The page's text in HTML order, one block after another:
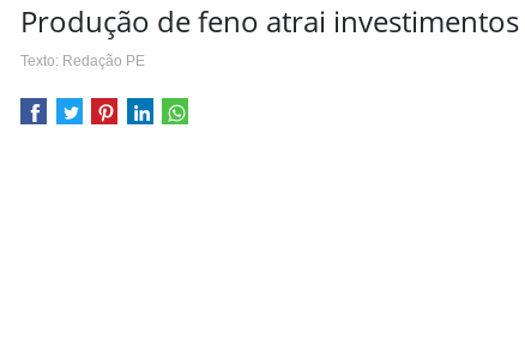
Produção de feno atrai
Texto: Redação PE